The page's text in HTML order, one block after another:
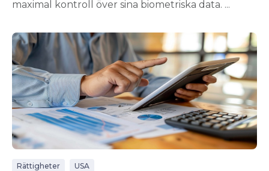
maximal kontroll över sina biometriska data. ...
Rättigheter USA